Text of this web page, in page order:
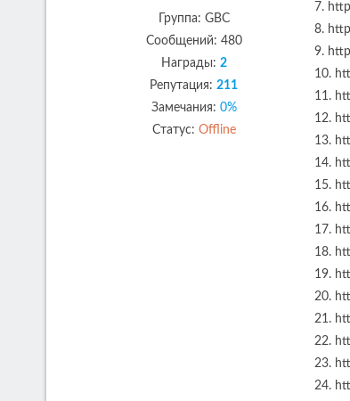
Группа: GBC
Сообщений: 480
Награды: 2
Репутация: 211
Замечания: 0%
Статус: Offline
7.
8.
9.
10.
11.
12.
13.
14.
15.
16.
17.
18.
19.
20.
21.
22.
23.
24.